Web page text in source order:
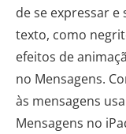
de se expressar
texto, como
efeitos de
no Mensagens.
às mensagens
Mensagens no